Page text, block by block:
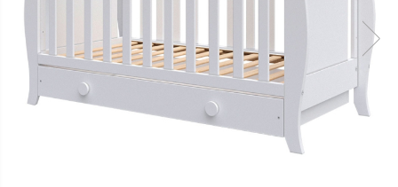
Lenjerii patut 120 x 60 cm
Lenjerii patut 140 x 70 cm
Lenjerie patuturi tineret
Baldachin patut
Biciclete cu roti 28 inch
Biciclete fara pedale
Casca protectie copii
Karturi si masinute cu pedale
Masinute
Organizator jucarii
Papusi si cele necesare
SANIUTE
Ski & Snowboard
Trambuline si accesorii
Accesorii Trambuline
Sterilizatoare biberoane
Tensiometre
Mingi fitness si medicinale
Saltele si Covoare sport Fitness
sau Yoga